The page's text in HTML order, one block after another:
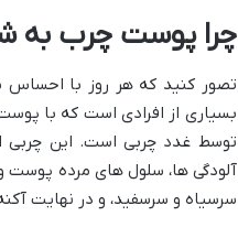
چرا پوست چرب به
تصور کنید که هر روز با احساس
بسیاری از افرادی است که با
توسط غدد چربی است. این چربی
آلودگی ها، سلول های مرده پوست
سرسیاه و سرسفید، و در نهایت